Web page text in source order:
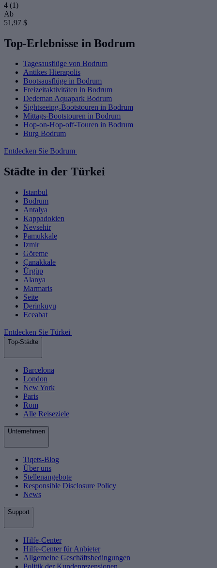
4 (1)
Ab
51,97 $
Top-Erlebnisse in Bodrum
Tagesausflüge von Bodrum
Antikes Hierapolis
Bootsausflüge in Bodrum
Freizeitaktivitäten in Bodrum
Dedeman Aquapark Bodrum
Sightseeing-Bootstouren in Bodrum
Mittags-Bootstouren in Bodrum
Hop-on-Hop-off-Touren in Bodrum
Burg Bodrum
Entdecken Sie Bodrum
Städte in der Türkei
Istanbul
Bodrum
Antalya
Kappadokien
Nevsehir
Pamukkale
Izmir
Göreme
Çanakkale
Ürgüp
Alanya
Marmaris
Seite
Derinkuyu
Eceabat
Entdecken Sie Türkei
Top-Städte
Barcelona
London
New York
Paris
Rom
Alle Reiseziele
Unternehmen
Tiqets-Blog
Über uns
Stellenangebote
Responsible Disclosure Policy
News
Support
Hilfe-Center
Hilfe-Center für Anbieter
Allgemeine Geschäftsbedingungen